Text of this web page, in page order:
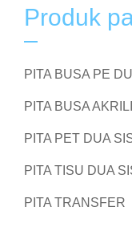
Produk
PITA BUSA PE
PITA BUSA
PITA PET DUA
PITA TISU DUA
PITA TRANSFER